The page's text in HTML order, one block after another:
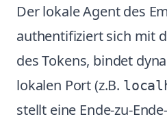
Der lokale Agent des
authentifiziert sich mit
des Tokens, bindet
lokalen Port (z.B.
stellt eine Ende-zu-